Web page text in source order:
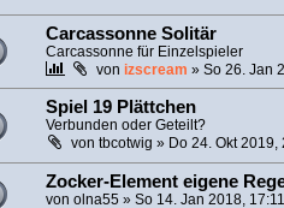
Carcassonne Solitär
Carcassonne für Einzelspieler
von izscream » So 26. Jan
Spiel 19 Plättchen
Verbunden oder Geteilt?
von tbcotwig » Do 24. Okt 2019,
Zocker-Element eigene
von olna55» So 14. Jan 2018, 17:11